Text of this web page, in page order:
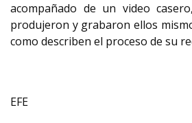
acompañado de un video
produjeron y grabaron ellos
como describen el proceso de su
EFE